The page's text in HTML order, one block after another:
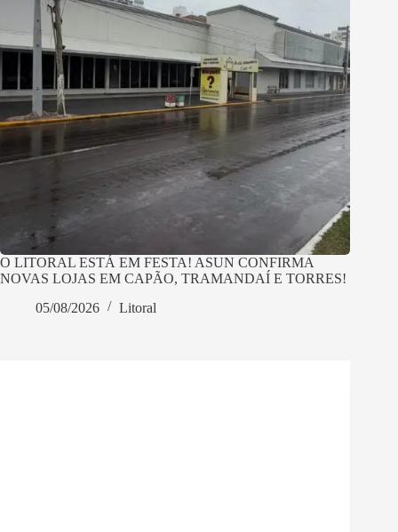
O LITORAL ESTÁ EM FESTA! ASUN CONFIRMA
NOVAS LOJAS EM CAPÃO, TRAMANDAÍ E TORRES!
05/08/2026
Litoral